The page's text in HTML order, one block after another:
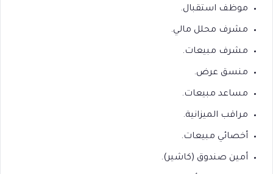
موظف استقبال.
مشرف محلل مالي.
مشرف مبيعات.
منسق عرض.
مساعد مبيعات.
مراقب الميزانية.
أخصائي مبيعات.
أمين صندوق (كاشير).